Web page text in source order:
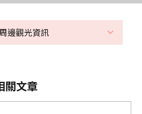
周邊觀光資訊
關文章